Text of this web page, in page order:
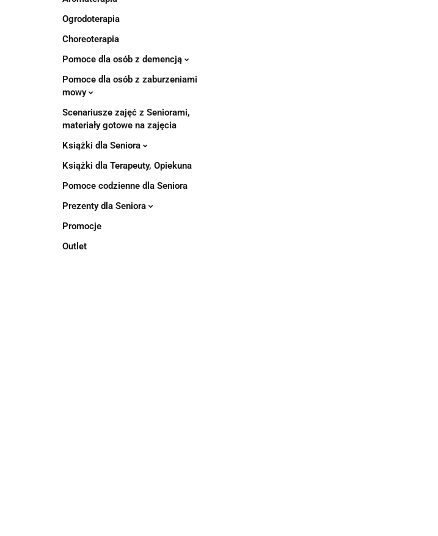
Ogrodoterapia
Choreoterapia
Pomoce dla osób z demencją
Pomoce dla osób z zaburzeniami
mowy
Scenariusze zajęć z Seniorami,
materiały gotowe na zajęcia
Książki dla Seniora
Książki dla Terapeuty, Opiekuna
Pomoce codzienne dla Seniora
Prezenty dla Seniora
Promocje
Outlet